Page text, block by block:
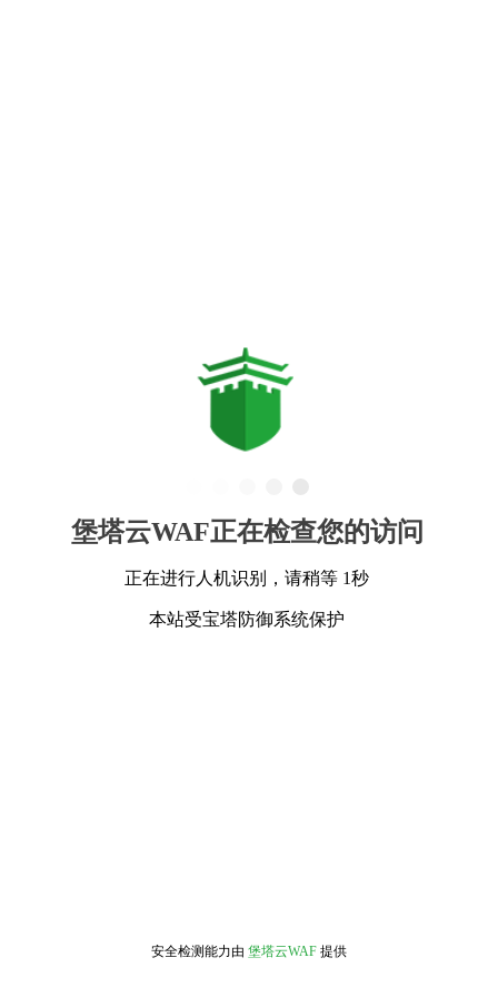
堡塔云WAF正在检查您的访问
正在进行人机识别，请稍等 1秒
本站受宝塔防御系统保护
安全检测能力由 堡塔云WAF 提供